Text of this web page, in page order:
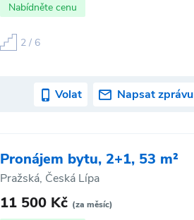
Nabídněte cenu
2 / 6
Volat Napsat zprávu
Pronájem bytu, 2+1, 53 m²
Pražská, Česká Lípa
11 500 Kč (za měsíc)